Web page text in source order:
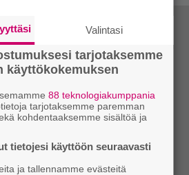
Valintasi
tarjotaksemme
käyttökokemuksen
88 teknologiakumppania
tarjotaksemme paremman
kohdentaaksemme sisältöä ja
tietojesi käyttöön seuraavasti
ja tallennamme evästeitä